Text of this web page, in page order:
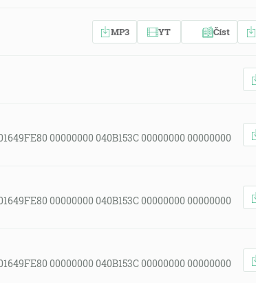
MP3 YT Číst
00000000 040B153C 00000000 00000000
00000000 040B153C 00000000 00000000
00000000 040B153C 00000000 00000000